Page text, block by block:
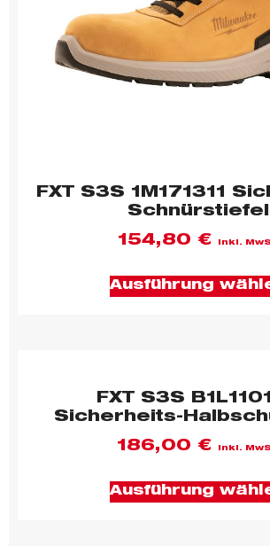
FXT S3S 1M171311
Schnürstiefel
154,80 € inkl.
Ausführung
FXT S3S
Sicherheits-
186,00 € inkl.
Ausführung